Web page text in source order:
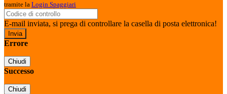
tramite la Login Spaggiari
E-mail inviata, si prega di controllare la casella di posta elettronica!
Errore
Chiudi
Successo
Chiudi